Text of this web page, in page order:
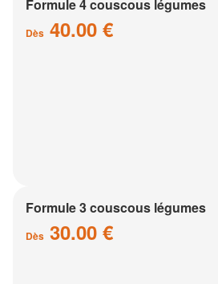
Formule 4 couscous légumes
Dès 40.00 €
Formule 3 couscous légumes
Dès 30.00 €